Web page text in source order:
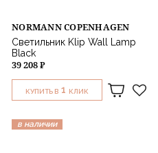
NORMANN COPENHAGEN
Светильник Klip Wall Lamp
Black
39 208 ₽
КУПИТЬ В 1 КЛИК
в наличии